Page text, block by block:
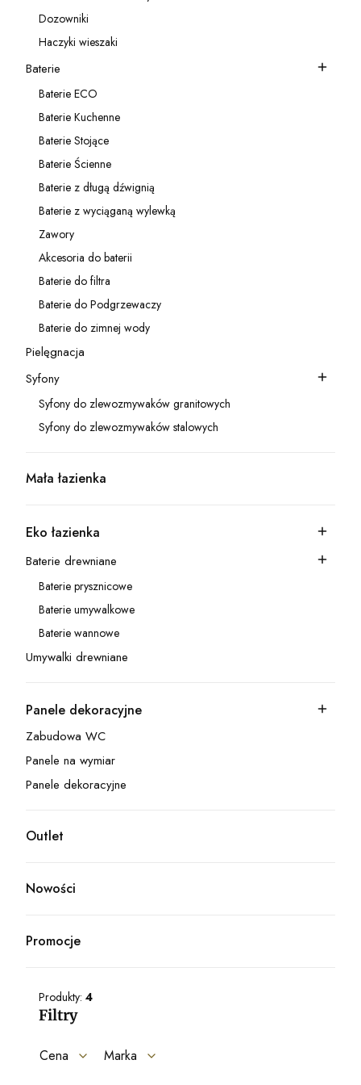
Kategoria - Dozowniki
Dozowniki
Kategoria - Haczyki wieszaki
Haczyki wieszaki
Kategoria - Baterie
Baterie
Kategoria - Baterie ECO
Baterie ECO
Kategoria - Baterie Kuchenne
Baterie Kuchenne
Kategoria - Baterie Stojące
Baterie Stojące
Kategoria - Baterie Ścienne
Baterie Ścienne
Kategoria - Baterie z długą dźwignią
Baterie z długą dźwignią
Kategoria - Baterie z wyciąganą wylewką
Baterie z wyciąganą wylewką
Kategoria - Zawory
Zawory
Kategoria - Akcesoria do baterii
Akcesoria do baterii
Kategoria - Baterie do filtra
Baterie do filtra
Kategoria - Baterie do Podgrzewaczy
Baterie do Podgrzewaczy
Kategoria - Baterie do zimnej wody
Baterie do zimnej wody
Kategoria - Pielęgnacja
Pielęgnacja
Kategoria - Syfony
Syfony
Kategoria - Syfony do zlewozmywaków granitowych
Syfony do zlewozmywaków granitowych
Kategoria - Syfony do zlewozmywaków stalowych
Syfony do zlewozmywaków stalowych
Kategoria - Mała łazienka
Mała łazienka
Kategoria - Eko łazienka
Eko łazienka
Kategoria - Baterie drewniane
Baterie drewniane
Kategoria - Baterie prysznicowe
Baterie prysznicowe
Kategoria - Baterie umywalkowe
Baterie umywalkowe
Kategoria - Baterie wannowe
Baterie wannowe
Kategoria - Umywalki drewniane
Umywalki drewniane
Kategoria - Panele dekoracyjne
Panele dekoracyjne
Kategoria - Zabudowa WC
Zabudowa WC
Kategoria - Panele na wymiar
Panele na wymiar
Kategoria - Panele dekoracyjne
Panele dekoracyjne
Kategoria - Outlet
Outlet
Nowości
Promocje
Produkty: 4
Filtry
Cena Marka